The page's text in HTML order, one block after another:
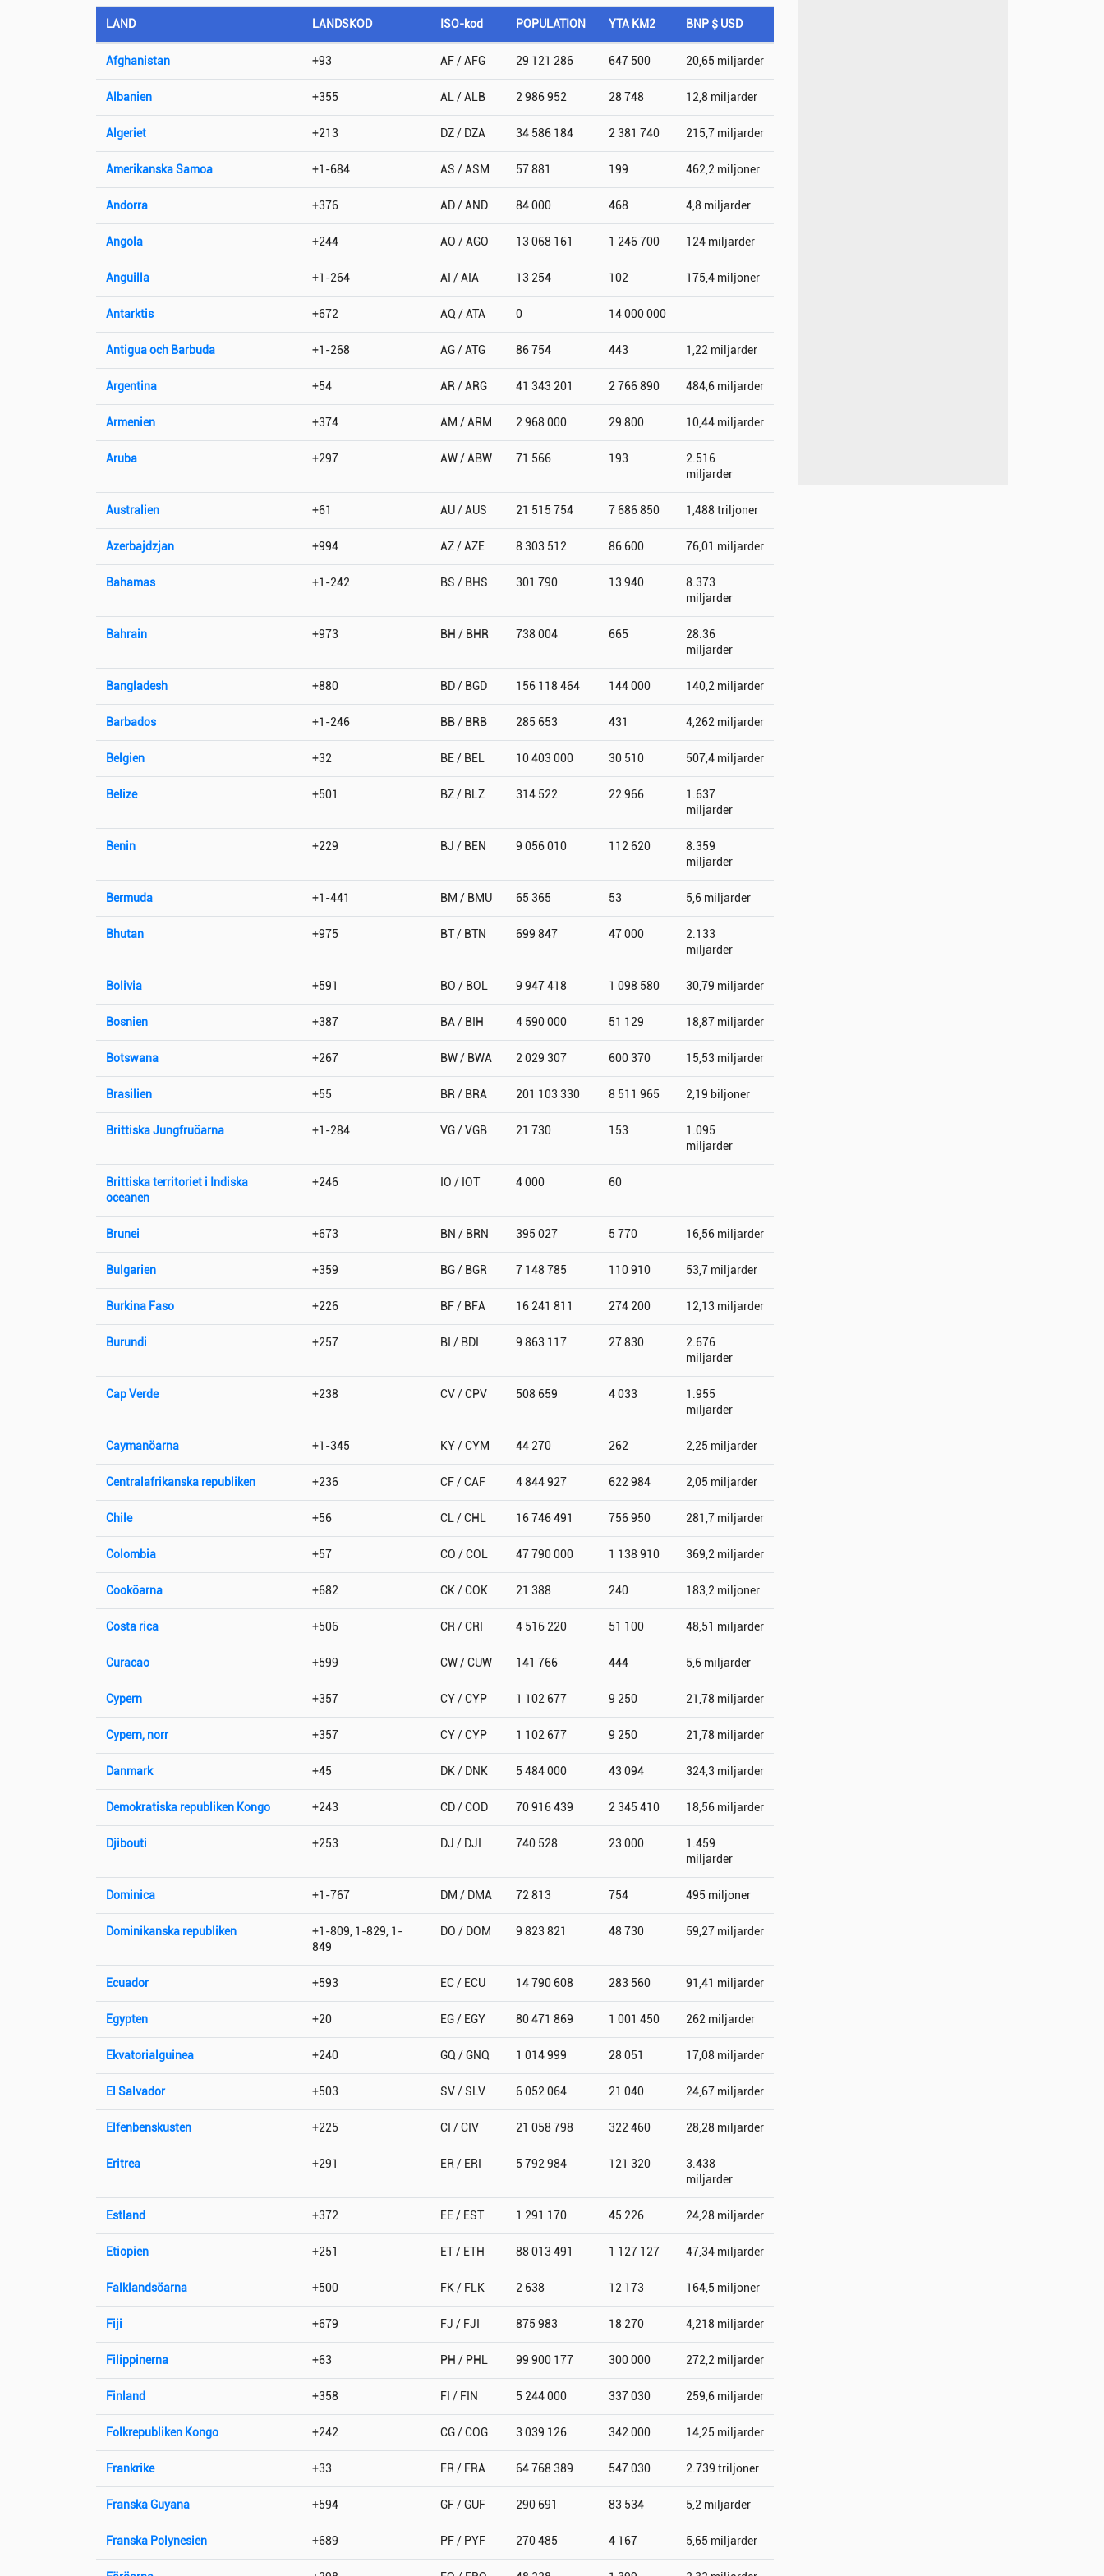
LAND LANDSKOD ISO-kod POPULATION YTA KM2 BNP $ USD
Afghanistan +93 AF / AFG 29 121 286 647 500 20,65 miljarder
Albanien +355 AL / ALB 2 986 952 28 748 12,8 miljarder
Algeriet +213 DZ / DZA 34 586 184 2 381 740 215,7 miljarder
Amerikanska Samoa +1-684 AS / ASM 57 881 199 462,2 miljoner
Andorra +376 AD / AND 84 000 468 4,8 miljarder
Angola +244 AO / AGO 13 068 161 1 246 700 124 miljarder
Anguilla +1-264 AI / AIA 13 254 102 175,4 miljoner
Antarktis +672 AQ / ATA 0 14 000 000
Antigua och Barbuda +1-268 AG / ATG 86 754 443 1,22 miljarder
Argentina +54 AR / ARG 41 343 201 2 766 890 484,6 miljarder
Armenien +374 AM / ARM 2 968 000 29 800 10,44 miljarder
Aruba +297 AW / ABW 71 566 193
2.516
miljarder
Australien +61 AU / AUS 21 515 754 7 686 850 1,488 triljoner
Azerbajdzjan +994 AZ / AZE 8 303 512 86 600 76,01 miljarder
Bahamas +1-242 BS / BHS 301 790 13 940
8.373
miljarder
Bahrain +973 BH / BHR 738 004 665
28.36
miljarder
Bangladesh +880 BD / BGD 156 118 464 144 000 140,2 miljarder
Barbados +1-246 BB / BRB 285 653 431 4,262 miljarder
Belgien +32 BE / BEL 10 403 000 30 510 507,4 miljarder
Belize +501 BZ / BLZ 314 522 22 966
1.637
miljarder
Benin +229 BJ / BEN 9 056 010 112 620
8.359
miljarder
Bermuda +1-441 BM / BMU 65 365 53 5,6 miljarder
Bhutan +975 BT / BTN 699 847 47 000
2.133
miljarder
Bolivia +591 BO / BOL 9 947 418 1 098 580 30,79 miljarder
Bosnien +387 BA / BIH 4 590 000 51 129 18,87 miljarder
Botswana +267 BW / BWA 2 029 307 600 370 15,53 miljarder
Brasilien +55 BR / BRA 201 103 330 8 511 965 2,19 biljoner
Brittiska Jungfruöarna +1-284 VG / VGB 21 730 153
1.095
miljarder
Brittiska territoriet i Indiska
oceanen
+246 IO / IOT 4 000 60
Brunei +673 BN / BRN 395 027 5 770 16,56 miljarder
Bulgarien +359 BG / BGR 7 148 785 110 910 53,7 miljarder
Burkina Faso +226 BF / BFA 16 241 811 274 200 12,13 miljarder
Burundi +257 BI / BDI 9 863 117 27 830
2.676
miljarder
Cap Verde +238 CV / CPV 508 659 4 033
1.955
miljarder
Caymanöarna +1-345 KY / CYM 44 270 262 2,25 miljarder
Centralafrikanska republiken +236 CF / CAF 4 844 927 622 984 2,05 miljarder
Chile +56 CL / CHL 16 746 491 756 950 281,7 miljarder
Colombia +57 CO / COL 47 790 000 1 138 910 369,2 miljarder
Cooköarna +682 CK / COK 21 388 240 183,2 miljoner
Costa rica +506 CR / CRI 4 516 220 51 100 48,51 miljarder
Curacao +599 CW / CUW 141 766 444 5,6 miljarder
Cypern +357 CY / CYP 1 102 677 9 250 21,78 miljarder
Cypern, norr +357 CY / CYP 1 102 677 9 250 21,78 miljarder
Danmark +45 DK / DNK 5 484 000 43 094 324,3 miljarder
Demokratiska republiken Kongo +243 CD / COD 70 916 439 2 345 410 18,56 miljarder
Djibouti +253 DJ / DJI 740 528 23 000
1.459
miljarder
Dominica +1-767 DM / DMA 72 813 754 495 miljoner
Dominikanska republiken
+1-809, 1-829, 1-
849
DO / DOM 9 823 821 48 730 59,27 miljarder
Ecuador +593 EC / ECU 14 790 608 283 560 91,41 miljarder
Egypten +20 EG / EGY 80 471 869 1 001 450 262 miljarder
Ekvatorialguinea +240 GQ / GNQ 1 014 999 28 051 17,08 miljarder
El Salvador +503 SV / SLV 6 052 064 21 040 24,67 miljarder
Elfenbenskusten +225 CI / CIV 21 058 798 322 460 28,28 miljarder
Eritrea +291 ER / ERI 5 792 984 121 320
3.438
miljarder
Estland +372 EE / EST 1 291 170 45 226 24,28 miljarder
Etiopien +251 ET / ETH 88 013 491 1 127 127 47,34 miljarder
Falklandsöarna +500 FK / FLK 2 638 12 173 164,5 miljoner
Fiji +679 FJ / FJI 875 983 18 270 4,218 miljarder
Filippinerna +63 PH / PHL 99 900 177 300 000 272,2 miljarder
Finland +358 FI / FIN 5 244 000 337 030 259,6 miljarder
Folkrepubliken Kongo +242 CG / COG 3 039 126 342 000 14,25 miljarder
Frankrike +33 FR / FRA 64 768 389 547 030 2.739 triljoner
Franska Guyana +594 GF / GUF 290 691 83 534 5,2 miljarder
Franska Polynesien +689 PF / PYF 270 485 4 167 5,65 miljarder